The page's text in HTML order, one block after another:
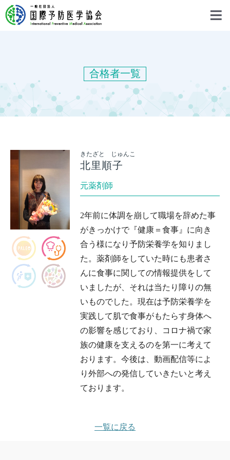
合格者一覧
きたざと じゅんこ
北里順子
元薬剤師
2年前に体調を崩して職場を辞めた事
がきっかけで『健康＝食事』に向き
合う様になり予防栄養学を知りまし
た。薬剤師をしていた時にも患者さ
んに食事に関しての情報提供をして
いましたが、それは当たり障りの無
いものでした。現在は予防栄養学を
実践して肌で食事がもたらす身体へ
の影響を感じており、コロナ禍で家
族の健康を支えるのを第一に考えて
おります。今後は、動画配信等によ
り外部への発信していきたいと考え
ております。
一覧に戻る